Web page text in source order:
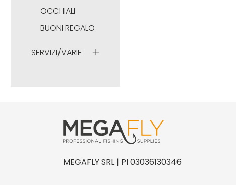
OCCHIALI
BUONI REGALO
SERVIZI/VARIE
MEGAFLY SRL | PI 03036130346